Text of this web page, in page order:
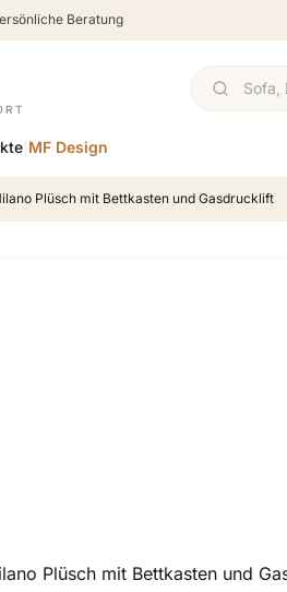
Beratung
MF Design
Plüsch mit Bettkasten und Gasdrucklift